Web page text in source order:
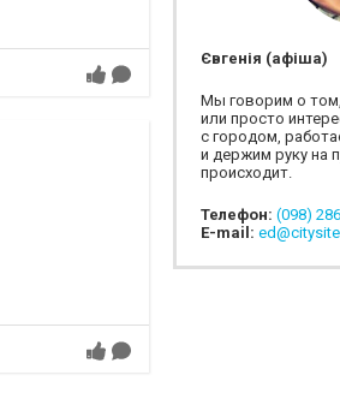
Євгенія (афіша)
Мы говорим о
или просто
с городом,
и держим руку на
происходит.
Телефон: (098)
E-mail: